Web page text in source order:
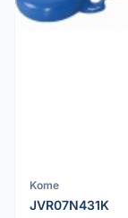
Kome
JVR07N431K